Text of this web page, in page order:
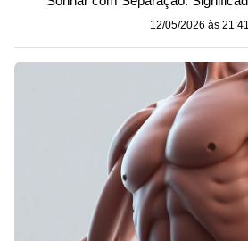
12/05/2026 às 21:41